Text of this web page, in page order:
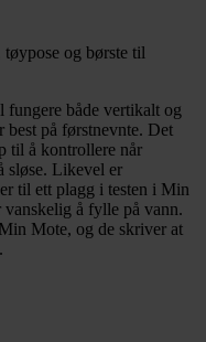
tøypose og børste til
fungere både vertikalt og
best på førstnevnte. Det
til å kontrollere når
sløse. Likevel er
til ett plagg i testen i Min
å fylle på vann.
Mote, og de skriver at